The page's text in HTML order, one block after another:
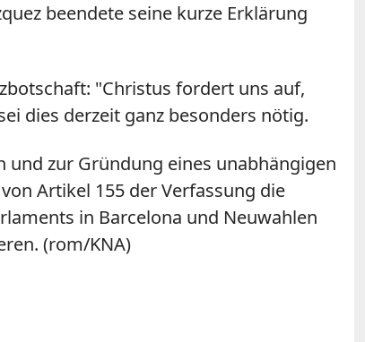
beendete seine kurze Erklärung
"Christus fordert uns auf,
dies derzeit ganz besonders nötig.
und zur Gründung eines unabhängigen
Artikel 155 der Verfassung die
in Barcelona und Neuwahlen
(rom/KNA)